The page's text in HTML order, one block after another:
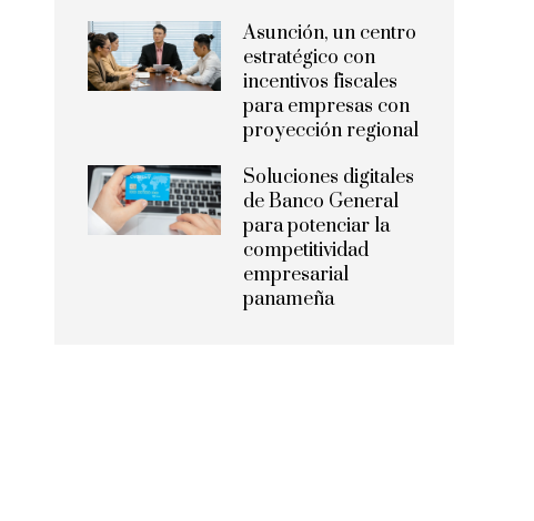
Asunción, un centro
estratégico con
incentivos fiscales
para empresas con
proyección regional
Soluciones digitales
de Banco General
para potenciar la
competitividad
empresarial
panameña